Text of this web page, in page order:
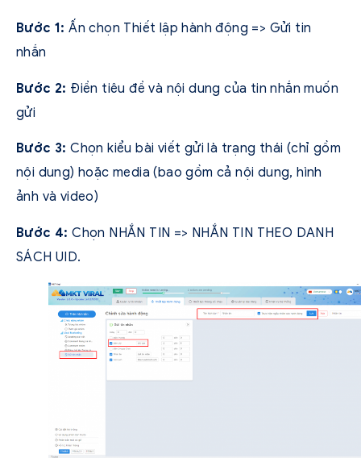
Bước 1:Ấn chọn Thiết lập hành động => Gửi tin
nhắn
Bước 2: Điền tiêu đề và nội dung của tin nhắn muốn
gửi
Bước 3: Chọn kiểu bài viết gửi là trạng thái (chỉ gồm
nội dung) hoặc media (bao gồm cả nội dung, hình
ảnh và video)
Bước 4: Chọn NHẮN TIN => NHẮN TIN THEO DANH
SÁCH UID.